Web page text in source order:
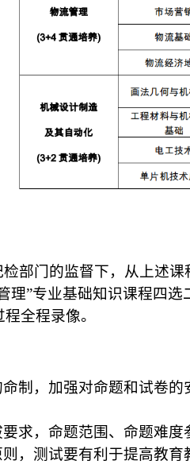
部门的监督下，从上述课
理”专业基础知识课程四选
全程录像。
制，加强对命题和试卷的
求，命题范围、命题难度
，测试要有利于提高教育